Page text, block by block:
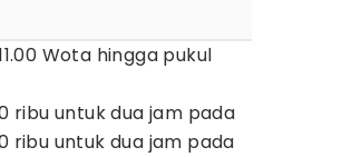
Wota hingga pukul
ribu untuk dua jam pada
ribu untuk dua jam pada